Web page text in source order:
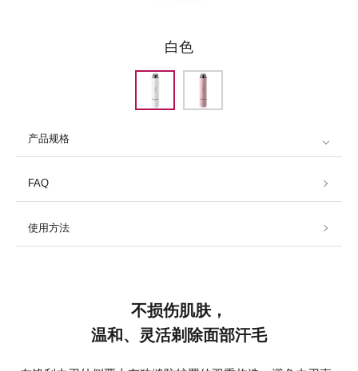
白色
产品规格
FAQ
使用方法
不损伤肌肤，
温和、灵活剃除面部汗毛